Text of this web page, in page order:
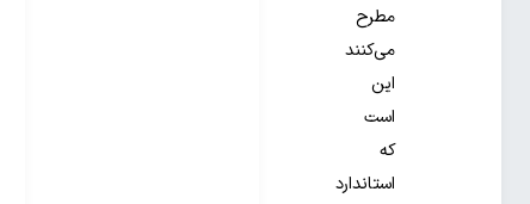
مطرح
می‌کنند
این
است
که
استاندارد